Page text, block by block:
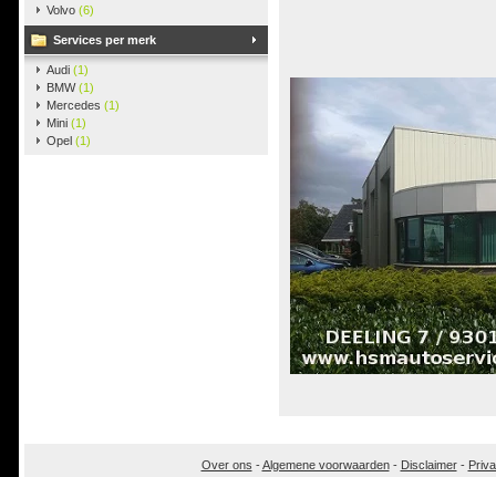
Volvo (6)
Services per merk
Audi (1)
BMW(1)
Mercedes (1)
Mini (1)
Opel (1)
Over ons -Algemene voorwaarden- Disclaimer-